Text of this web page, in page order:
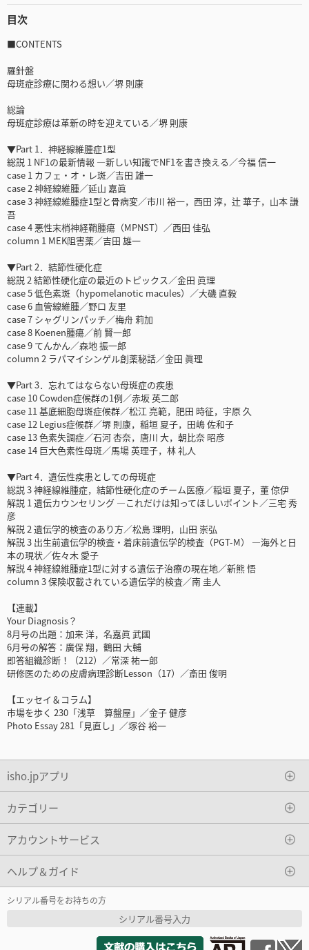
目次
■CONTENTS
羅針盤
母斑症診療に関わる想い／堺 則康
総論
母斑症診療は革新の時を迎えている／堺 則康
▼Part 1．神経線維腫症1型
総説 1 NF1の最新情報 ―新しい知識でNF1を書き換える／今福 信一
case 1 カフェ・オ・レ斑／吉田 雄一
case 2 神経線維腫／延山 嘉眞
case 3 神経線維腫症1型と骨病変／市川 裕一，西田 淳，辻 華子，山本 謙
吾
case 4 悪性末梢神経鞘腫瘍（MPNST）／西田 佳弘
column 1 MEK阻害薬／吉田 雄一
▼Part 2．結節性硬化症
総説 2 結節性硬化症の最近のトピックス／金田 眞理
case 5 低色素斑（hypomelanotic macules）／大磯 直毅
case 6 血管線維腫／野口 友里
case 7 シャグリンパッチ／梅舟 莉加
case 8 Koenen腫瘍／前 賢一郎
case 9 てんかん／森地 振一郎
column 2 ラパマイシンゲル創薬秘話／金田 眞理
▼Part 3．忘れてはならない母斑症の疾患
case 10 Cowden症候群の1例／赤坂 英二郎
case 11 基底細胞母斑症候群／松江 亮範，肥田 時征，宇原 久
case 12 Legius症候群／堺 則康，稲垣 夏子，田嶋 佐和子
case 13 色素失調症／石河 杏奈，唐川 大，朝比奈 昭彦
case 14 巨大色素性母斑／馬場 英理子，林 礼人
▼Part 4．遺伝性疾患としての母斑症
総説 3 神経線維腫症，結節性硬化症のチーム医療／稲垣 夏子，董 倞伊
解説 1 遺伝カウンセリング ―これだけは知ってほしいポイント／三宅 秀
彦
解説 2 遺伝学的検査のあり方／松島 理明，山田 崇弘
解説 3 出生前遺伝学的検査・着床前遺伝学的検査（PGT-M） ―海外と日
本の現状／佐々木 愛子
解説 4 神経線維腫症1型に対する遺伝子治療の現在地／新熊 悟
column 3 保険収載されている遺伝学的検査／南 圭人
【連載】
Your Diagnosis？
8月号の出題：加来 洋，名嘉眞 武國
6月号の解答：廣保 翔，鶴田 大輔
即答組織診断！（212）／常深 祐一郎
研修医のための皮膚病理診断Lesson（17）／斎田 俊明
【エッセイ＆コラム】
市場を歩く 230「浅草 算盤屋」／金子 健彦
Photo Essay 281「見直し」／塚谷 裕一
isho.jpアプリ
カテゴリー
アカウントサービス
ヘルプ＆ガイド
シリアル番号をお持ちの方
シリアル番号入力